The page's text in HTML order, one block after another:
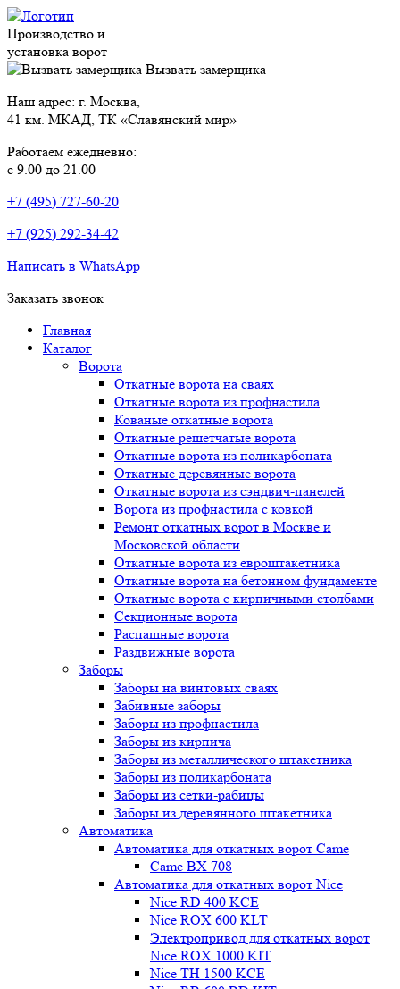
Производство и
установка ворот
Вызвать замерщика
Наш адрес: г. Москва,
41 км. МКАД, ТК «Славянский мир»
Работаем ежедневно:
с 9.00 до 21.00
+7 (495) 727-60-20
+7 (925) 292-34-42
Написать в WhatsApp
Заказать звонок
Главная
Каталог
Ворота
Откатные ворота на сваях
Откатные ворота из профнастила
Кованые откатные ворота
Откатные решетчатые ворота
Откатные ворота из поликарбоната
Откатные деревянные ворота
Откатные ворота из сэндвич-панелей
Ворота из профнастила с ковкой
Ремонт откатных ворот в Москве и
Московской области
Откатные ворота из евроштакетника
Откатные ворота на бетонном фундаменте
Откатные ворота с кирпичными столбами
Секционные ворота
Распашные ворота
Раздвижные ворота
Заборы
Заборы на винтовых сваях
Забивные заборы
Заборы из профнастила
Заборы из кирпича
Заборы из металлического штакетника
Заборы из поликарбоната
Заборы из сетки-рабицы
Заборы из деревянного штакетника
Автоматика
Автоматика для откатных ворот Came
Came BX 708
Автоматика для откатных ворот Nice
Nice RD 400 KCE
Nice ROX 600 KLT
Электропривод для откатных ворот
Nice ROX 1000 KIT
Nice TH 1500 KCE